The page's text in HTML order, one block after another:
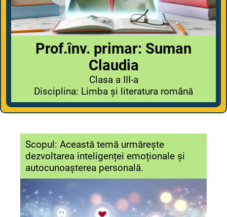
Prof.înv. primar: Suman
Claudia
Clasa a III-a
Disciplina: Limba și literatura română
Scopul: Această temă urmărește
dezvoltarea inteligenței emoționale și
autocunoașterea personală.